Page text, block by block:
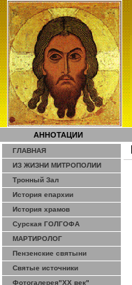
АННОТАЦИИ
ГЛАВНАЯ
ИЗ ЖИЗНИ МИТРОПОЛИИ
Тронный Зал
История епархии
История храмов
Сурская ГОЛГОФА
МАРТИРОЛОГ
Пензенские святыни
Святые источники
Фотогалерея"ХХ век"